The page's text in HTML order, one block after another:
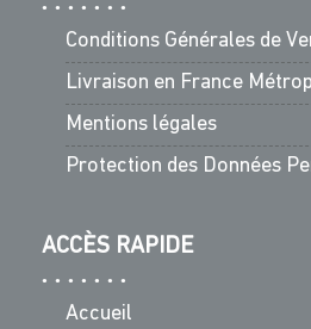
Conditions Générales de
Livraison en France
Mentions légales
Protection des Données
ACCÈS RAPIDE
Accueil